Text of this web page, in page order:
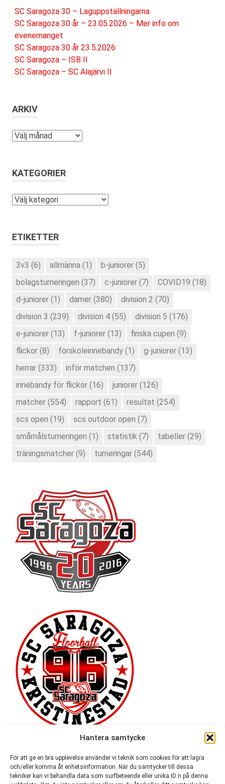
Hantera samtycke
För att ge en bra upplevelse använder vi teknik som cookies för att lagra
och/eller komma åt enhetsinformation. När du samtycker till dessa
tekniker kan vi behandla data som surfbeteende eller unika ID:n på denna
SC Saragoza 30 – Laguppställningarna
SC Saragoza 30 år – 23.05.2026 – Mer info om
evenemanget
SC Saragoza 30 år 23.5.2026
SC Saragoza – ISB II
SC Saragoza – SC Alajärvi II
ARKIV
Arkiv
KATEGORIER
Kategorier
ETIKETTER
3v3 (6) allmänna (1) b-juniorer (5)
bolagsturneringen (37) c-juniorer (7) COVID19 (18)
d-juniorer (1) damer (380) division 2 (70)
division 3 (239) division 4 (55) division 5 (176)
e-juniorer (13) f-juniorer (13) finska cupen (9)
flickor (8) förskoleinnebandy (1) g-juniorer (13)
herrar (333) inför matchen (137)
innebandy för flickor (16) juniorer (126)
matcher (554) rapport (61) resultat (254)
scs open (19) scs outdoor open (7)
småmålsturneringen (1) statistik (7) tabeller (29)
träningsmatcher (9) turneringar (544)